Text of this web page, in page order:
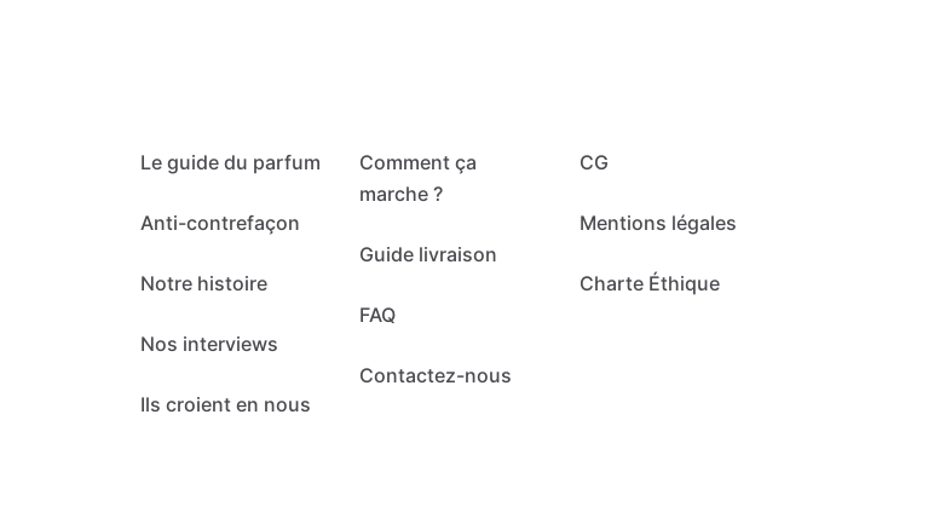
Le guide du parfum
Anti-contrefaçon
Notre histoire
Nos interviews
Ils croient en nous
Comment ça
marche ?
Guide livraison
FAQ
Contactez-nous
CG
Mentions légales
Charte Éthique